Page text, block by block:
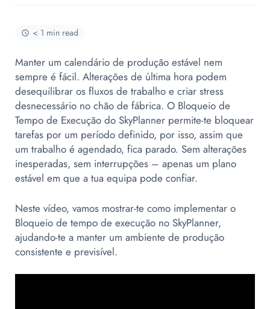
< 1 min read
Manter um calendário de produção estável nem
sempre é fácil. Alterações de última hora podem
desequilibrar os fluxos de trabalho e criar stress
desnecessário no chão de fábrica. O Bloqueio de
Tempo de Execução do SkyPlanner permite-te bloquear
tarefas por um período definido, por isso, assim que
um trabalho é agendado, fica parado. Sem alterações
inesperadas, sem interrupções – apenas um plano
estável em que a tua equipa pode confiar.
Neste vídeo, vamos mostrar-te como implementar o
Bloqueio de tempo de execução no SkyPlanner,
ajudando-te a manter um ambiente de produção
consistente e previsível.